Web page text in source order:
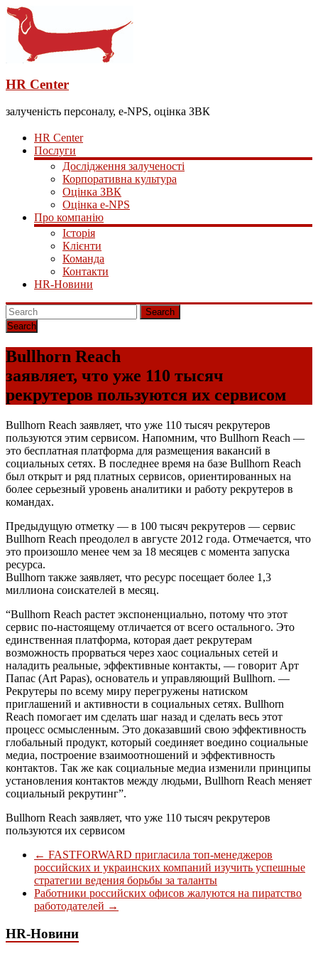
HR Center
залученість персоналу, e-NPS, оцінка ЗВК
HR Center
Послуги
Дослідження залученості
Корпоративна культура
Оцінка ЗВК
Оцінка e-NPS
Про компанію
Історія
Клієнти
Команда
Контакти
HR-Новини
Search
Bullhorn Reach
заявляет, что уже 110 тысяч
рекрутеров пользуются их сервисом
Bullhorn Reach заявляет, что уже 110 тысяч рекрутеров
пользуются этим сервисом. Напомним, что Bullhorn Reach —
это бесплатная платформа для размещения вакансий в
социальных сетях. В последнее время на базе Bullhorn Reach
был открыт и ряд платных сервисов, ориентированных на
более серьезный уровень аналитики и работу рекрутеров в
командах.
Предыдущую отметку — в 100 тысяч рекрутеров — сервис
Bullhorn Reach преодолел в августе 2012 года. Отмечается, что
это произошло менее чем за 18 месяцев с момента запуска
ресурса.
Bullhorn также заявляет, что ресурс посещает более 1,3
миллиона соискателей в месяц.
“Bullhorn Reach растет экспоненциально, потому что этот
сервис по-настоящему отличается от всего остального. Это
единственная платформа, которая дает рекрутерам
возможность прорваться через хаос социальных сетей и
наладить реальные, эффективные контакты, — говорит Арт
Папас (Art Papas), основатель и управляющий Bullhorn. —
Рекрутеры по всему миру перегружены натиском
приглашений и активности в социальных сетях. Bullhorn
Reach помогает им сделать шаг назад и сделать весь этот
процесс осмысленным. Это доказавший свою эффективность
глобальный продукт, который соединяет воедино социальные
медиа, построение взаимоотношений и эффективность
контактов. Так же как социальные медиа изменили принципы
установления контактов между людьми, Bullhorn Reach меняет
социальный рекрутинг”.
Bullhorn Reach заявляет, что уже 110 тысяч рекрутеров
пользуются их сервисом
← FASTFORWARD пригласила топ-менеджеров
российских и украинских компаний изучить успешные
стратегии ведения борьбы за таланты
Работники российских офисов жалуются на пиратство
работодателей →
HR-Новини